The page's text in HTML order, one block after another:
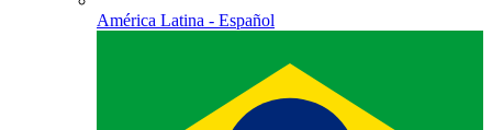
América Latina - Español